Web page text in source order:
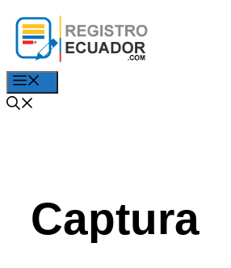
Saltar
contenido
Captura